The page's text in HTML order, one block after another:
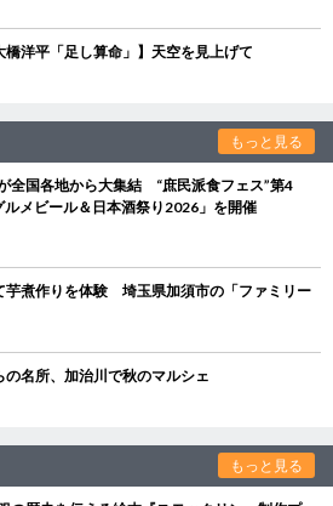
橋洋平「足し算命」】天空を見上げて
もっと見る
全国各地から大集結 “庶民派食フェス”第4
ルメビール＆日本酒祭り2026」を開催
芋煮作りを体験 埼玉県加須市の「ファミリー
名所、加治川で秋のマルシェ
もっと見る